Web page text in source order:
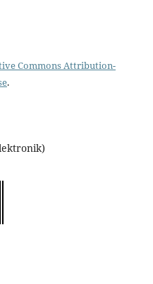
Commons Attribution-
.